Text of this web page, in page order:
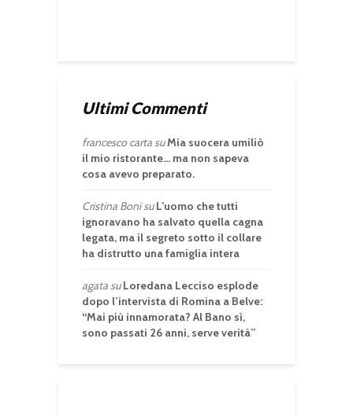
Ultimi Commenti
francesco carta suMia suocera umiliò
il mio ristorante… ma non sapeva
cosa avevo preparato.
Cristina BonisuL’uomo che tutti
ignoravano ha salvato quella cagna
legata, ma il segreto sotto il collare
ha distrutto una famiglia intera
agata suLoredana Lecciso esplode
dopo l’intervista di Romina a Belve:
“Mai più innamorata? Al Bano sì,
sono passati 26 anni, serve verità”